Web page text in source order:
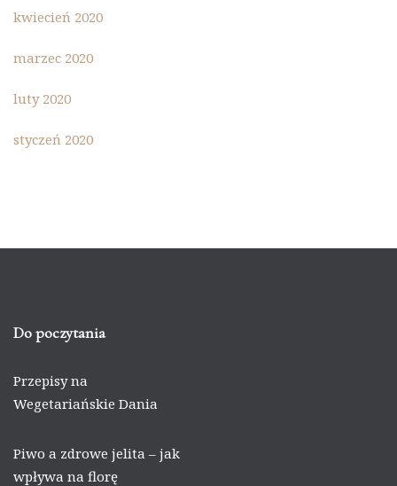
kwiecień 2020
marzec 2020
luty 2020
styczeń 2020
Do poczytania
Przepisy na
Wegetariańskie Dania
Piwo a zdrowe jelita – jak
wpływa na florę